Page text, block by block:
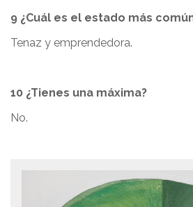
9 ¿Cuál es el estado más
Tenaz y emprendedora.
10 ¿Tienes una máxima?
No.